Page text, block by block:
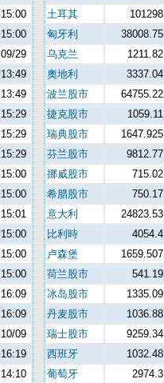
15:00
15:00
09/29
13:49
13:49
15:29
15:29
15:29
15:00
15:00
15:01
15:00
15:00
15:00
16:09
16:09
10/09
16:19
14:10
土耳其
101298
匈牙利
38008.75
乌克兰
1211.82
奧地利
3337.04
波兰股市
64755.22
捷克股市
1059.11
瑞典股市
1647.925
芬兰股市
9812.77
挪威股市
715.02
希腊股市
750.17
意大利
24823.53
比利時
4054.4
卢森堡
1659.507
荷兰股市
541.19
冰岛股市
1335.09
丹麦股市
1036.88
瑞士股市
9259.34
西班牙
1032.48
葡萄牙
2974.3